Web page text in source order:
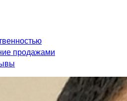
продажами